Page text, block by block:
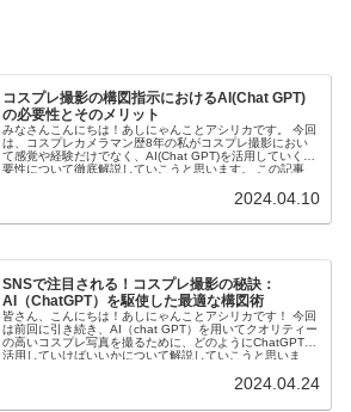
コスプレ撮影の構図指示におけるAI(Chat GPT)
の必要性とそのメリット
みなさんこんにちは！あしにゃんことアシリカです。 今回
は、コスプレカメラマン歴8年の私がコスプレ撮影におい
て感覚や経験だけでなく、AI(Chat GPT)を活用していく重
要性について徹底解説していこうと思います。 この記事
2024.04.10
SNSで注目される！コスプレ撮影の秘訣：
AI（ChatGPT）を駆使した最適な構図術
皆さん、こんにちは！あしにゃんことアシリカです！ 今回
は前回に引き続き、AI（chat GPT）を用いてクオリティー
の高いコスプレ写真を撮るために、どのようにChatGPTを
活用していけばいいかについて解説していこうと思いま
2024.04.24